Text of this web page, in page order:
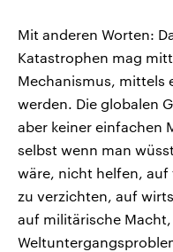
Mit anderen Worten:
Katastrophen mag
Mechanismus, mittels
werden. Die globalen
aber keiner einfachen
selbst wenn man
wäre, nicht helfen,
zu verzichten, auf
auf militärische